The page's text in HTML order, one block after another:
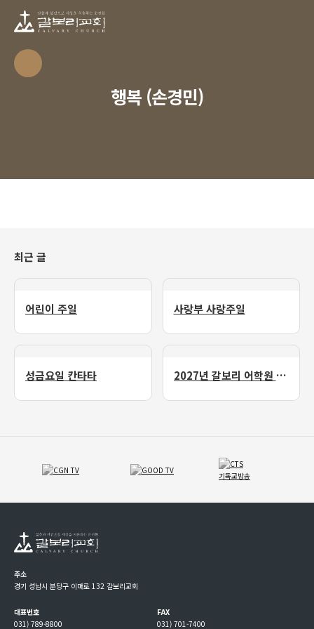
행복 (손경민)
최근 글
어린이 주일 사랑부 사랑주일
성금요일 칸타타 2027년 갈보리 어학원 유치부 신입생 모집
주소
경기 성남시 분당구 이매로 132 갈보리교회
대표번호
031) 789-8800
FAX
031) 701-7400